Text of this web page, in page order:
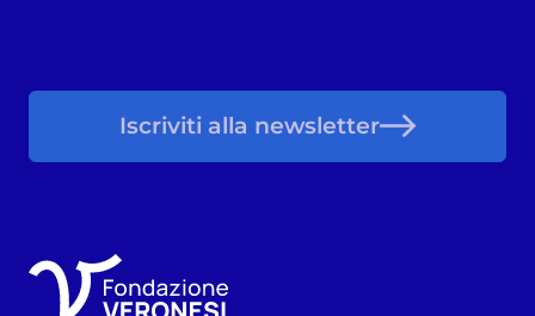
Iscriviti alla newsletter